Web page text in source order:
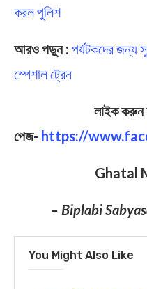
করল পুলিশ
আরও পড়ুন : পর্যটকদের জন্য
স্পেশাল ট্রেন
লাইক করুন
পেজ- https://
Ghatal
– Biplabi
You Might Also Like